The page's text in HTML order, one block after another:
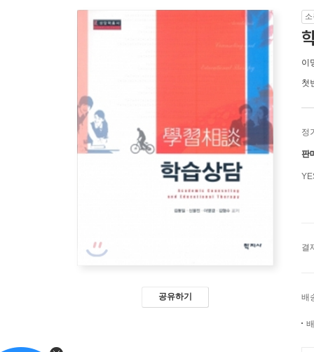
공유하기
이
첫
정
판
결
배